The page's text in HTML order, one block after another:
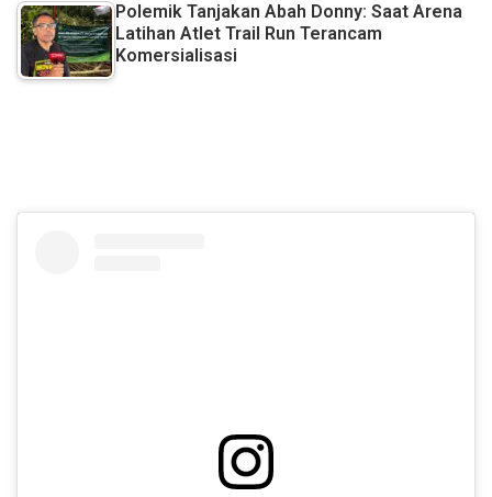
Polemik Tanjakan Abah Donny: Saat Arena
Latihan Atlet Trail Run Terancam
Komersialisasi